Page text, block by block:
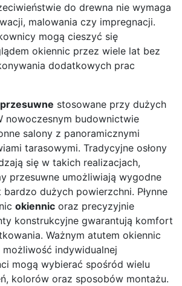
do drewna nie wymaga
malowania czy impregnacji.
mogą cieszyć się
okiennic przez wiele lat bez
dodatkowych prac
stosowane przy dużych
nowoczesnym budownictwie
salony z panoramicznymi
tarasowymi. Tradycyjne osłony
się w takich realizacjach,
przesuwne umożliwiają wygodne
bardzo dużych powierzchni. Płynne
okiennic oraz precyzyjnie
konstrukcyjne gwarantują komfort
Ważnym atutem okiennic
indywidualnej
mogą wybierać spośród wielu
kolorów oraz sposobów montażu.